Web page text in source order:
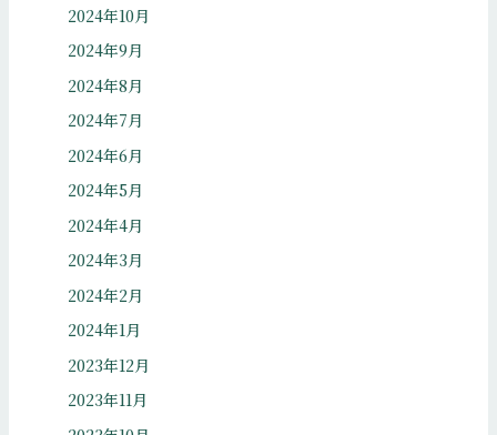
2024年10月
2024年9月
2024年8月
2024年7月
2024年6月
2024年5月
2024年4月
2024年3月
2024年2月
2024年1月
2023年12月
2023年11月